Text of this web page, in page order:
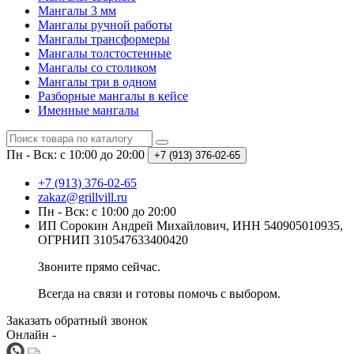
Мангалы 3 мм
Мангалы ручной работы
Мангалы трансформеры
Мангалы толстостенные
Мангалы со столиком
Мангалы три в одном
Разборные мангалы в кейсе
Именные мангалы
Пн - Вск: с 10:00 до 20:00 +7 (913) 376-02-65
+7 (913) 376-02-65
zakaz@grillvill.ru
Пн - Вск: с 10:00 до 20:00
ИП Сорокин Андрей Михайлович, ИНН 540905010935,
ОГРНИП 310547633400420
Звоните прямо сейчас.
Всегда на связи и готовы помочь с выбором.
Заказать обратный звонок
Онлайн -